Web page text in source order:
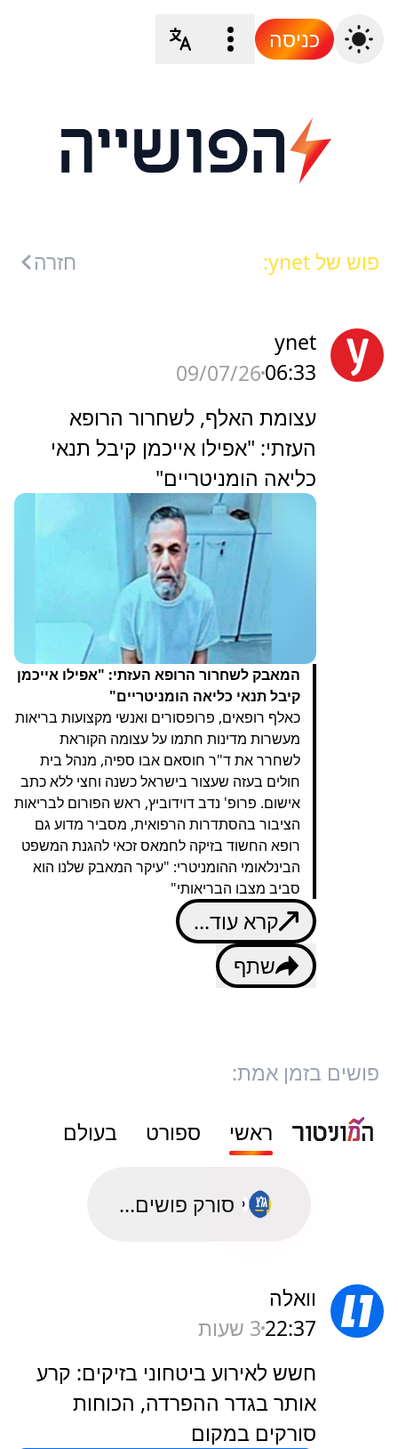
כניסה
פוש של ynet: חזרה
ynet
06:33
09/07/26
עצומת האלף, לשחרור הרופא
העזתי: "אפילו אייכמן קיבל תנאי
כליאה הומניטריים"
המאבק לשחרור הרופא העזתי: "אפילו אייכמן
קיבל תנאי כליאה הומניטריים"
כאלף רופאים, פרופסורים ואנשי מקצועות בריאות
מעשרות מדינות חתמו על עצומה הקוראת
לשחרר את ד"ר חוסאם אבו ספיה, מנהל בית
חולים בעזה שעצור בישראל כשנה וחצי ללא כתב
אישום. פרופ' נדב דוידוביץ, ראש הפורום לבריאות
הציבור בהסתדרות הרפואית, מסביר מדוע גם
רופא החשוד בזיקה לחמאס זכאי להגנת המשפט
הבינלאומי ההומניטרי: "עיקר המאבק שלנו הוא
סביב מצבו הבריאותי"
קרא עוד...
שתף
פושים בזמן אמת:
ראשי ספורט בעולם
סורק פושים...
וואלה
22:373 שעות
חשש לאירוע ביטחוני בזיקים: קרע
אותר בגדר ההפרדה, הכוחות
סורקים במקום